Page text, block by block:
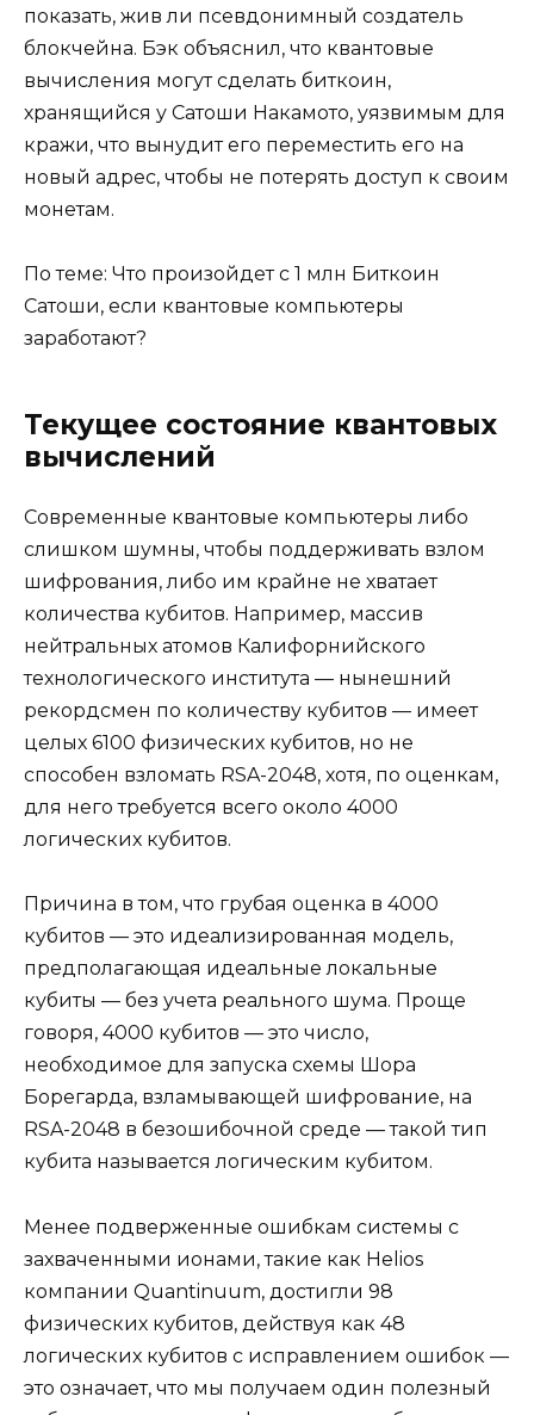
показать, жив ли псевдонимный создатель
блокчейна. Бэк объяснил, что квантовые
вычисления могут сделать биткоин,
хранящийся у Сатоши Накамото, уязвимым для
кражи, что вынудит его переместить его на
новый адрес, чтобы не потерять доступ к своим
монетам.
По теме: Что произойдет с 1 млн Биткоин
Сатоши, если квантовые компьютеры
заработают?
Текущее состояние квантовых
вычислений
Современные квантовые компьютеры либо
слишком шумны, чтобы поддерживать взлом
шифрования, либо им крайне не хватает
количества кубитов. Например, массив
нейтральных атомов Калифорнийского
технологического института — нынешний
рекордсмен по количеству кубитов — имеет
целых 6100 физических кубитов, но не
способен взломать RSA-2048, хотя, по оценкам,
для него требуется всего около 4000
логических кубитов.
Причина в том, что грубая оценка в 4000
кубитов — это идеализированная модель,
предполагающая идеальные локальные
кубиты — без учета реального шума. Проще
говоря, 4000 кубитов — это число,
необходимое для запуска схемы Шора
Борегарда, взламывающей шифрование, на
RSA-2048 в безошибочной среде — такой тип
кубита называется логическим кубитом.
Менее подверженные ошибкам системы с
захваченными ионами, такие как Helios
компании Quantinuum, достигли 98
физических кубитов, действуя как 48
логических кубитов с исправлением ошибок —
это означает, что мы получаем один полезный